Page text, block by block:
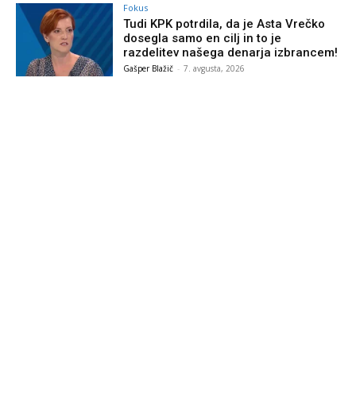
Fokus
Tudi KPK potrdila, da je Asta Vrečko
dosegla samo en cilj in to je
razdelitev našega denarja izbrancem!
Gašper Blažič - 7. avgusta, 2026